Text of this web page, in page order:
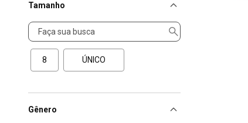
Tamanho
Tamanho
8 ÚNICO
Gênero